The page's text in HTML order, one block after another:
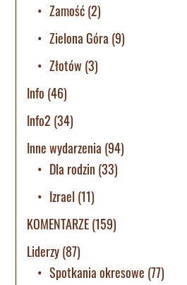
Zamość(2)
Zielona Góra (9)
Złotów (3)
Info (46)
Info2 (34)
Inne wydarzenia (94)
Dla rodzin (33)
Izrael (11)
KOMENTARZE(159)
Liderzy(87)
Spotkania okresowe (77)